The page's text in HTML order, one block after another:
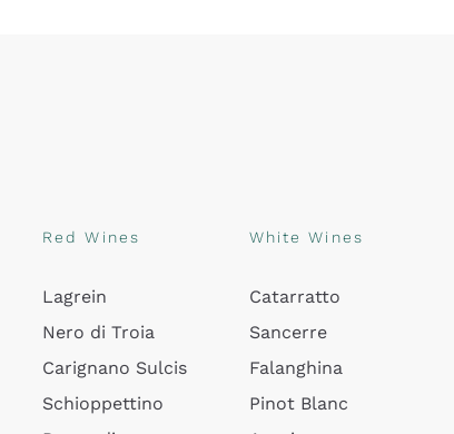
Red Wines
Lagrein
Nero di Troia
Carignano Sulcis
Schioppettino
White Wines
Catarratto
Sancerre
Falanghina
Pinot Blanc